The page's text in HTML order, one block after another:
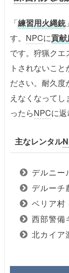
「練習用火縄銃
す。 NPCに貢献
です。狩猟クエ
トされないこ
ださい。耐久度
えなくなって
ったらNPCに返
主なレンタル
デルニー
デルーチ
ベリア村
西部警備
北カイア